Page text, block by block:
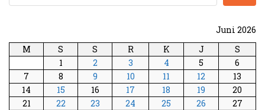
Juni 2026
M
S S R K J
S
1
2 3 4 5
6
7
8 9 10 11 12
13
14
15 16 17 18 19
20
21
22 23 24 25 26
27